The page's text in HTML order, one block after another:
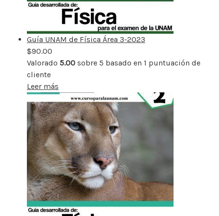
Guía UNAM de Física Área 3-2023
$90.00
Valorado 5.00 sobre 5 basado en 1 puntuación de
cliente
Leer más